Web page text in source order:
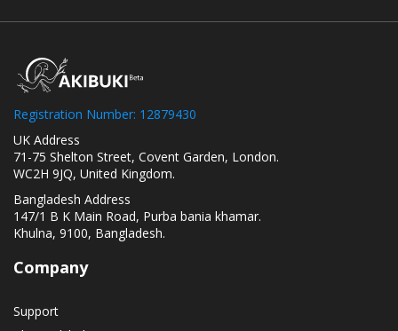
Registration Number: 12879430
UK Address
71-75 Shelton Street, Covent Garden, London.
WC2H 9JQ, United Kingdom.
Bangladesh Address
147/1 B K Main Road, Purba bania khamar.
Khulna, 9100, Bangladesh.
Company
Support